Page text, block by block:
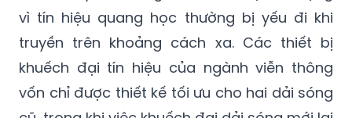
vì tín hiệu quang học thường bị yếu đi khi
truyền trên khoảng cách xa. Các thiết bị
khuếch đại tín hiệu của ngành viễn thông
vốn chỉ được thiết kế tối ưu cho hai dải sóng